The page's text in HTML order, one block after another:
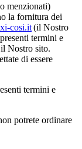
menzionati)
la fornitura dei
cosi.it(il Nostro
termini e
Nostro sito.
di essere
termini e
potrete ordinare